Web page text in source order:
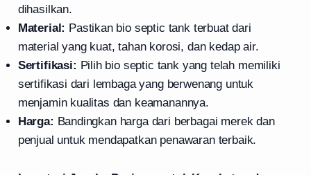
dihasilkan.
Material: Pastikan bio septic tank terbuat dari
material yang kuat, tahan korosi, dan kedap air.
Sertifikasi: Pilih bio septic tank yang telah memiliki
sertifikasi dari lembaga yang berwenang untuk
menjamin kualitas dan keamanannya.
Harga: Bandingkan harga dari berbagai merek dan
penjual untuk mendapatkan penawaran terbaik.